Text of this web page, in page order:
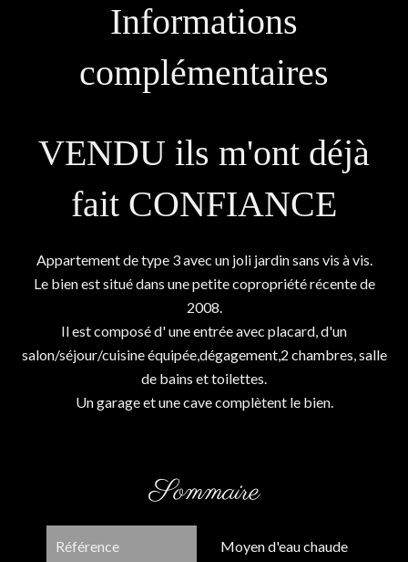
Informations
complémentaires
VENDU ils m'ont déjà
fait CONFIANCE
Appartement de type 3 avec un joli jardin sans vis à vis.
Le bien est situé dans une petite copropriété récente de
2008.
Il est composé d' une entrée avec placard, d'un
salon/séjour/cuisine équipée,dégagement,2 chambres, salle
de bains et toilettes.
Un garage et une cave complètent le bien.
Sommaire
Référence
Moyen d'eau chaude